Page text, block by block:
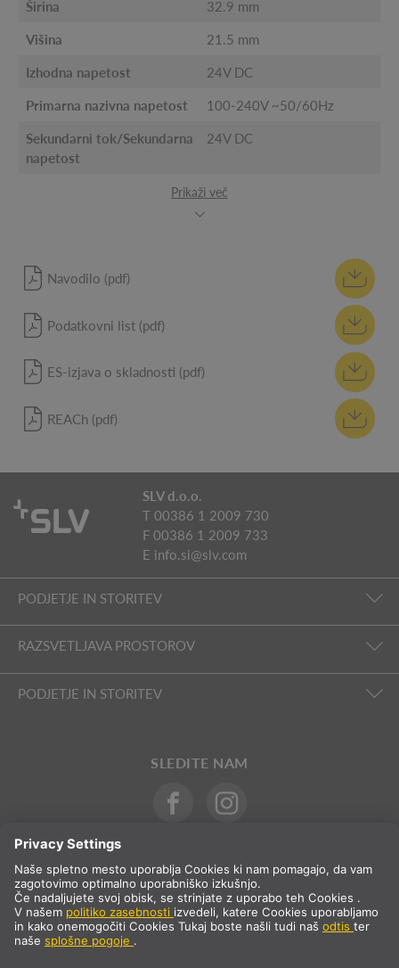
Širina 32.9 mm
Višina 21.5 mm
Izhodna napetost 24V DC
Primarna nazivna napetost 100-240V ~50/60Hz
Sekundarni tok/Sekundarna
napetost
24V DC
Prikaži več
Navodilo (pdf)
Podatkovni list (pdf)
ES-izjava o skladnosti (pdf)
REACh (pdf)
SLV d.o.o.
T 00386 1 2009 730
F 00386 1 2009 733
E info.si@slv.com
PODJETJE IN STORITEV
RAZSVETLJAVA PROSTOROV
PODJETJE IN STORITEV
SLEDITE NAM
Mednarodna prodaja
SL
Slovenija
Izbor države